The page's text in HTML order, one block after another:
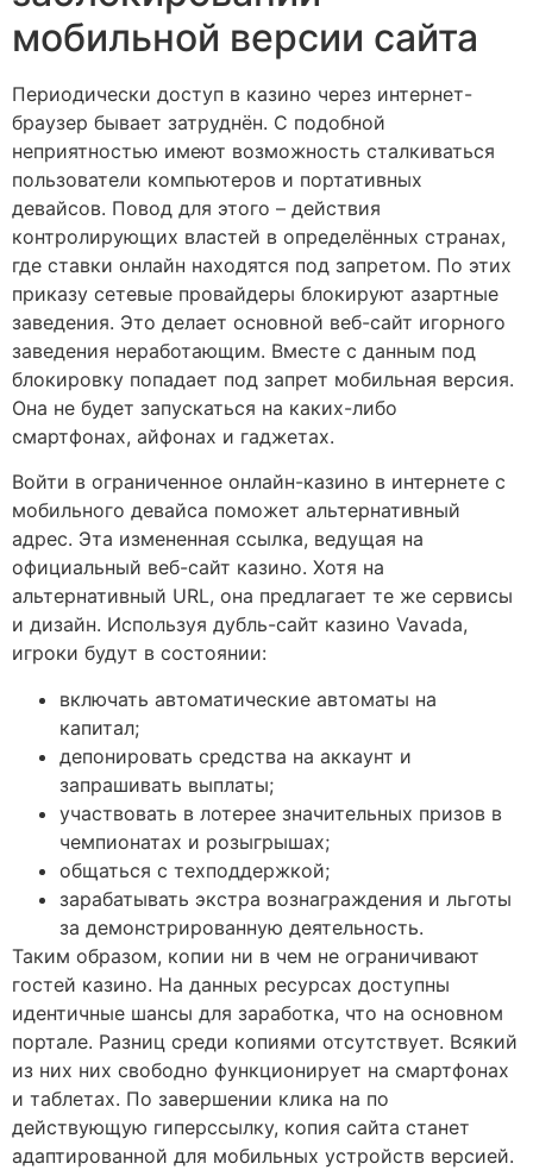
мобильной версии сайта
Периодически доступ в казино через интернет-
браузер бывает затруднён. С подобной
неприятностью имеют возможность сталкиваться
пользователи компьютеров и портативных
девайсов. Повод для этого – действия
контролирующих властей в определённых странах,
где ставки онлайн находятся под запретом. По этих
приказу сетевые провайдеры блокируют азартные
заведения. Это делает основной веб-сайт игорного
заведения неработающим. Вместе с данным под
блокировку попадает под запрет мобильная версия.
Она не будет запускаться на каких-либо
смартфонах, айфонах и гаджетах.
Войти в ограниченное онлайн-казино в интернете с
мобильного девайса поможет альтернативный
адрес. Эта измененная ссылка, ведущая на
официальный веб-сайт казино. Хотя на
альтернативный URL, она предлагает те же сервисы
и дизайн. Используя дубль-сайт казино Vavada,
игроки будут в состоянии:
включать автоматические автоматы на
капитал;
депонировать средства на аккаунт и
запрашивать выплаты;
участвовать в лотерее значительных призов в
чемпионатах и розыгрышах;
общаться с техподдержкой;
зарабатывать экстра вознаграждения и льготы
за демонстрированную деятельность.
Таким образом, копии ни в чем не ограничивают
гостей казино. На данных ресурсах доступны
идентичные шансы для заработка, что на основном
портале. Разниц среди копиями отсутствует. Всякий
из них них свободно функционирует на смартфонах
и таблетах. По завершении клика на по
действующую гиперссылку, копия сайта станет
адаптированной для мобильных устройств версией.